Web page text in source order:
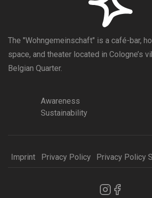
The "Wohngemeinschaft" is a café-bar,
space, and theater located in Cologne’s
Belgian Quarter.
Awareness
Sustainability
Imprint Privacy Policy Privacy Policy